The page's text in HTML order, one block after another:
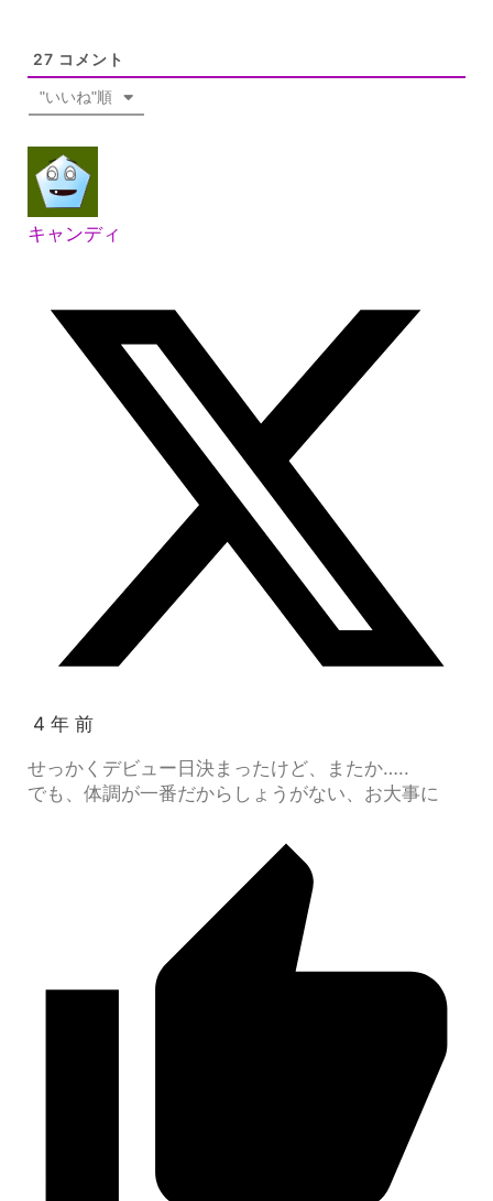
27 コメント
"いいね"順
キャンディ
4 年 前
せっかくデビュー日決まったけど、またか…..
でも、体調が一番だからしょうがない、お大事に